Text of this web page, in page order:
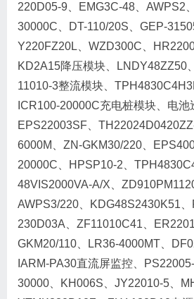
220D05-9、EMG3C-48、AWPS2
30000C、DT-110/20S、GEP-
Y220FZ20L、WZD300C、
KD2A15降压模块、LNDY48ZZ50
11010-3整流模块、
ICR100-20000C充电桩模块、电池
EPS22003SF、
6000M、ZN-GKM30/220、
20000C、HPSP10-2、
48VIS2000VA-A/X、
AWPS3/220、KDG48S2430K51
230D03A、ZF11010C41、
GKM20/110、LR36-4000MT、
IARM-PA30直流屏监控、
30000、KH006S、JY22010-5、